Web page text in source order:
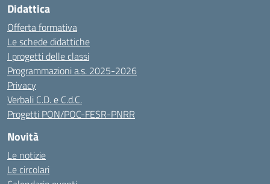
Didattica
Offerta formativa
Le schede didattiche
I progetti delle classi
Programmazioni a.s. 2025-2026
Privacy
Verbali C.D. e C.d.C.
Progetti PON/POC-FESR-PNRR
Novità
Le notizie
Le circolari